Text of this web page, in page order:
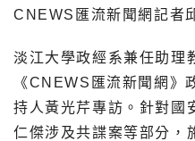
CNEWS匯流新聞網記者
淡江大學政經系兼任助理
《CNEWS匯流新聞網》
持人黃光芹專訪。針對國
仁傑涉及共諜案等部分，